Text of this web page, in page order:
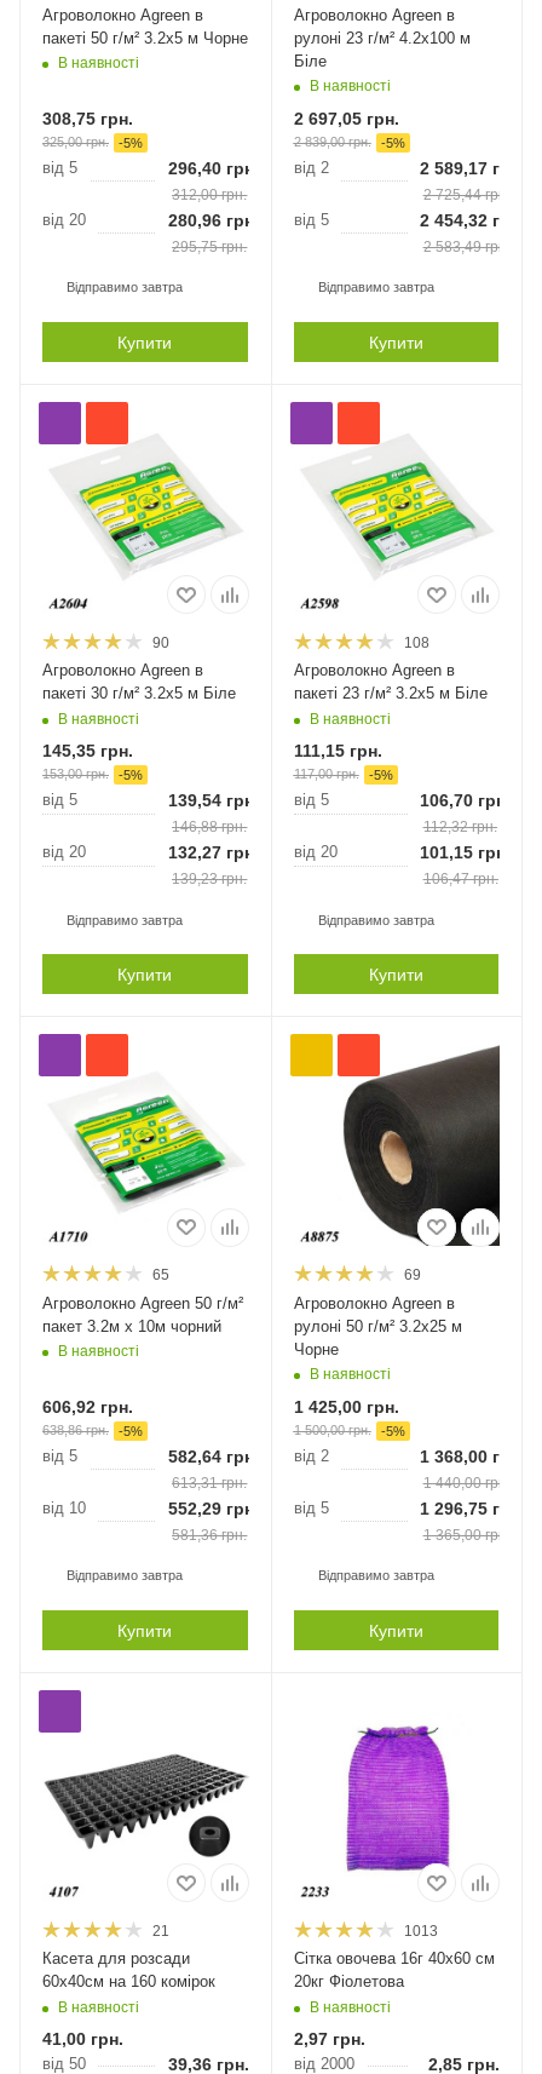
Агроволокно Agreen в
пакеті 50 г/м² 3.2х5 м Чорне
В наявності
308,75 грн.
325,00грн. -5%
від 5 296,40 грн.
312,00грн.
від 20 280,96 грн.
295,75грн.
Відправимо завтра
Купити
Агроволокно Agreen в
рулоні 23 г/м² 4.2х100 м
Біле
В наявності
2 697,05грн.
2 839,00грн. -5%
від 2 2 589,17грн.
2 725,44грн.
від 5 2 454,32грн.
2 583,49грн.
Відправимо завтра
Купити
90
Агроволокно Agreen в
пакеті 30 г/м² 3.2х5 м Біле
В наявності
145,35 грн.
153,00грн. -5%
від 5 139,54 грн.
146,88грн.
від 20 132,27 грн.
139,23грн.
Відправимо завтра
Купити
108
Агроволокно Agreen в
пакеті 23 г/м² 3.2х5 м Біле
В наявності
111,15грн.
117,00грн. -5%
від 5 106,70грн.
112,32грн.
від 20 101,15грн.
106,47грн.
Відправимо завтра
Купити
65
Агроволокно Agreen 50 г/м²
пакет 3.2м х 10м чорний
В наявності
606,92 грн.
638,86грн. -5%
від 5 582,64 грн.
613,31грн.
від 10 552,29 грн.
581,36грн.
Відправимо завтра
Купити
69
Агроволокно Agreen в
рулоні 50 г/м² 3.2х25 м
Чорне
В наявності
1 425,00грн.
1 500,00грн. -5%
від 2 1 368,00грн.
1 440,00грн.
від 5 1 296,75грн.
1 365,00грн.
Відправимо завтра
Купити
21
Касета для розсади
60х40см на 160 комірок
В наявності
41,00 грн.
від 50 39,36 грн.
1013
Сітка овочева 16г 40х60 см
20кг Фіолетова
В наявності
2,97грн.
від 2000 2,85 грн.